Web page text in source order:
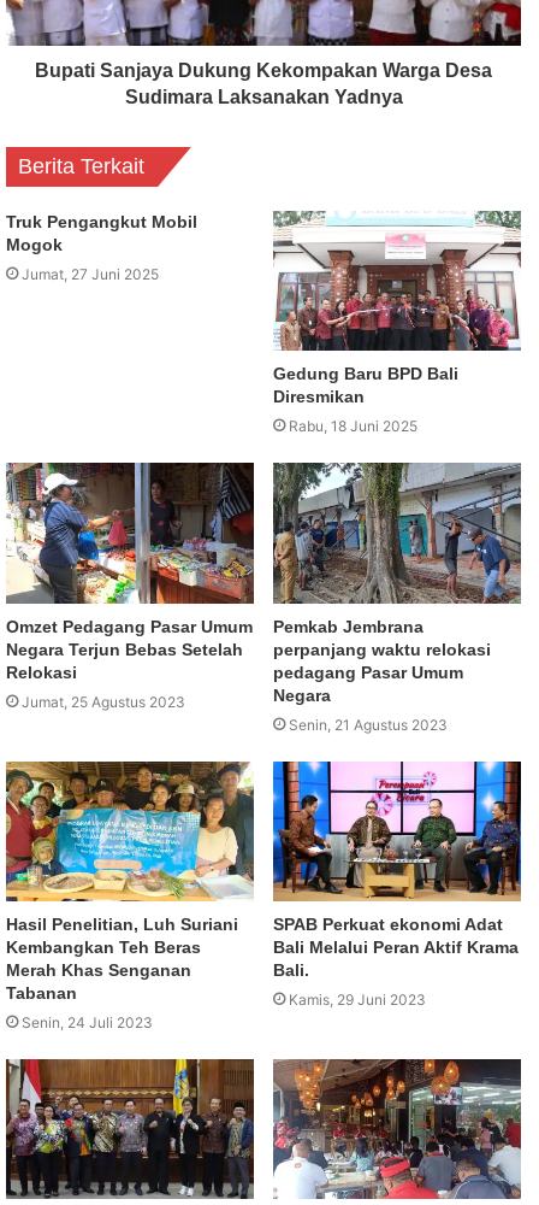
Bupati Sanjaya Dukung Kekompakan Warga Desa
Sudimara Laksanakan Yadnya
Berita Terkait
Truk Pengangkut Mobil
Mogok
Jumat, 27 Juni 2025
Gedung Baru BPD Bali
Diresmikan
Rabu, 18 Juni 2025
Omzet Pedagang Pasar Umum
Negara Terjun Bebas Setelah
Relokasi
Jumat, 25 Agustus 2023
Pemkab Jembrana
perpanjang waktu relokasi
pedagang Pasar Umum
Negara
Senin, 21 Agustus 2023
Hasil Penelitian, Luh Suriani
Kembangkan Teh Beras
Merah Khas Senganan
Tabanan
Senin, 24 Juli 2023
SPAB Perkuat ekonomi Adat
Bali Melalui Peran Aktif Krama
Bali.
Kamis, 29 Juni 2023